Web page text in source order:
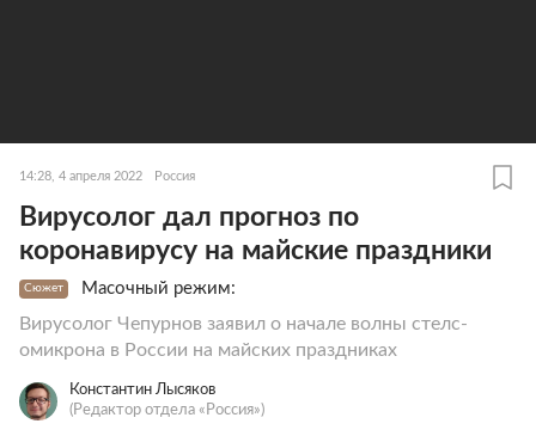
14:28, 4 апреля 2022 Россия
Вирусолог дал прогноз по
коронавирусу на майские праздники
Сюжет Масочный режим:
Вирусолог Чепурнов заявил о начале волны стелс-
омикрона в России на майских праздниках
Константин Лысяков
(Редактор отдела «Россия»)